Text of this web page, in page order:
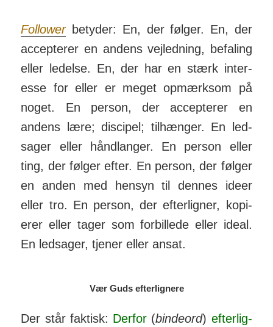
Followerbetyder: En, der følger. En, der
accep­terer en andens vej­ledning, be­faling
eller led­else. En, der har en stærk inter­
esse for eller er meget op­mærk­som på
noget. En person, der accep­terer en
andens lære; discipel; til­hænger. En led­
sager eller hånd­langer. En person eller
ting, der følger efter. En person, der følger
en anden med hensyn til dennes ideer
eller tro. En person, der efter­ligner, kopi­
erer eller tager som for­billede eller ideal.
En led­sager, tjener eller ansat.
Vær Guds efterlignere
Der står faktisk: Derfor (binde­ord) efter­lig­